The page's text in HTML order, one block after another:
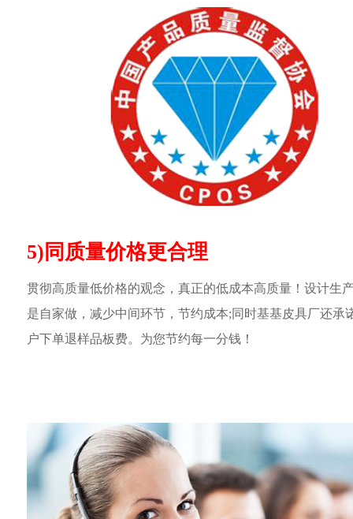
5)同质量价格更合理
贯彻高质量低价格的观念，真正的低成本高质量！设计生
是自家做，减少中间环节，节约成本;同时基基皮具厂还承
户下单退样品板费。为您节约每一分钱！